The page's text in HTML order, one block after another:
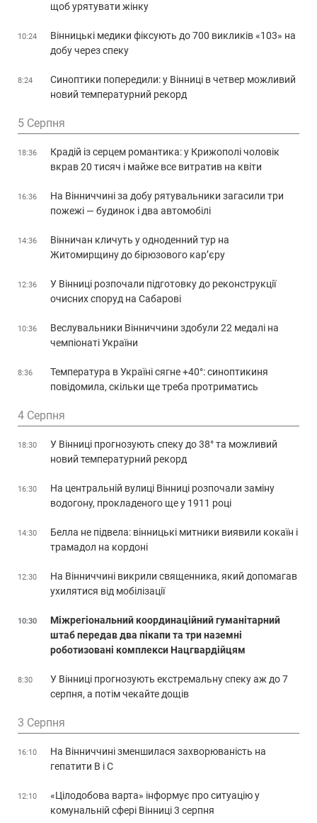
щоб урятувати жінку
10:24
Вінницькі медики фіксують до 700 викликів «103» на
добу через спеку
8:24
Синоптики попередили: у Вінниці в четвер можливий
новий температурний рекорд
5 Серпня
18:36
Крадій із серцем романтика: у Крижополі чоловік
вкрав 20 тисяч і майже все витратив на квіти
16:36
На Вінниччині за добу рятувальники загасили три
пожежі — будинок і два автомобілі
14:36
Вінничан кличуть у одноденний тур на
Житомирщину до бірюзового кар’єру
12:36
У Вінниці розпочали підготовку до реконструкції
очисних споруд на Сабарові
10:36
Веслувальники Вінниччини здобули 22 медалі на
чемпіонаті України
8:36
Температура в Україні сягне +40°: синоптикиня
повідомила, скільки ще треба протриматись
4 Серпня
18:30
У Вінниці прогнозують спеку до 38° та можливий
новий температурний рекорд
16:30
На центральній вулиці Вінниці розпочали заміну
водогону, прокладеного ще у 1911 році
14:30
Белла не підвела: вінницькі митники виявили кокаїн і
трамадол на кордоні
12:30
На Вінниччині викрили священника, який допомагав
ухилятися від мобілізації
10:30
Міжрегіональний координаційний гуманітарний
штаб передав два пікапи та три наземні
роботизовані комплекси Нацгвардійцям
8:30
У Вінниці прогнозують екстремальну спеку аж до 7
серпня, а потім чекайте дощів
3 Серпня
16:10
На Вінниччині зменшилася захворюваність на
гепатити В і С
12:10
«Цілодобова варта» інформує про ситуацію у
комунальній сфері Вінниці 3 серпня